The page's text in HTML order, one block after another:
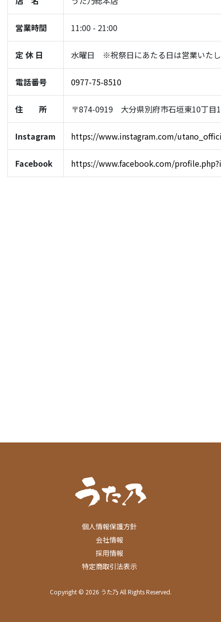
営業時間 11:00 - 21:00
定 休 日 水曜日 ※祝祭日にあたる日は営業いた
電話番号 0977-75-8510
住 所 〒874-0919 大分県別府市石垣東10丁目
Instagram https://www.instagram.com/
Facebook https://www.facebook.com/
個人情報保護方針
会社情報
採用情報
特定商取引法表示
Copyright © 2026 うた乃 All Rights Reserved.